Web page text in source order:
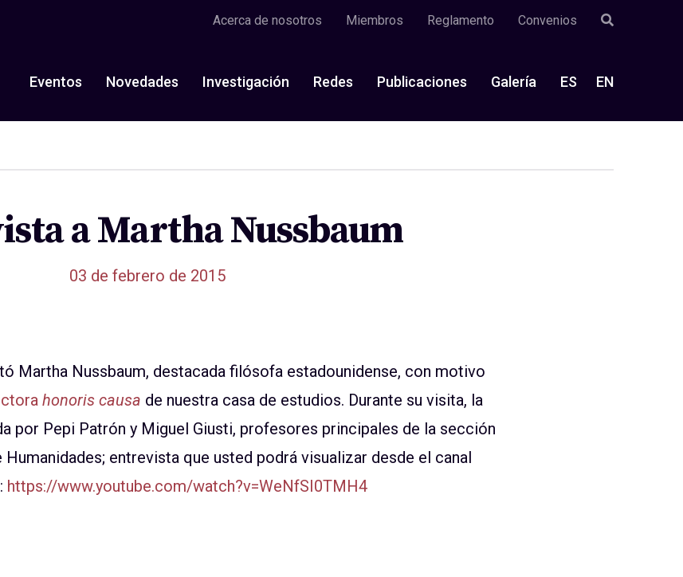
Acerca de nosotros Miembros Reglamento Convenios
Eventos Novedades Investigación Redes Publicaciones Galería ES EN
a Martha Nussbaum
03 de febrero de 2015
Martha Nussbaum, destacada filósofa estadounidense, con motivo
honoris causa de nuestra casa de estudios. Durante su visita, la
por Pepi Patrón y Miguel Giusti, profesores principales de la sección
entrevista que usted podrá visualizar desde el canal
https://www.youtube.com/watch?v=WeNfSI0TMH4